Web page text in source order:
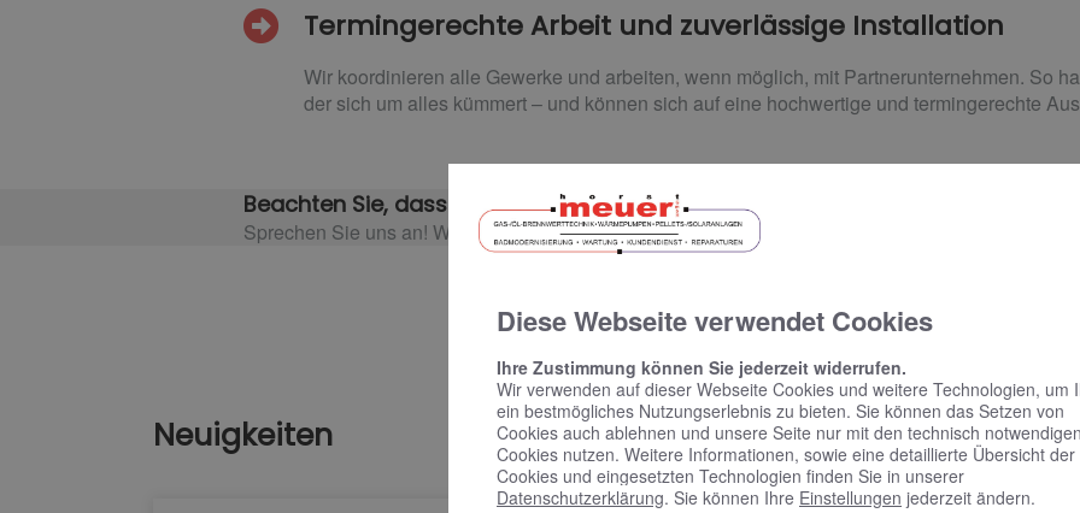
Termingerechte Arbeit und zuverlässige Installation
Wir koordinieren alle Gewerke und arbeiten, wenn möglich, mit Partnerunternehmen. So
der sich um alles kümmert – und können sich auf eine hochwertige und termingerechte
Beachten Sie, dass es eventuell Fördermöglichkeiten gibt.
Sprechen Sie uns an! Wir informieren Sie.
Neuigkeiten
Diese Webseite verwendet Cookies
Ihre Zustimmung können Sie jederzeit widerrufen.
Wir verwenden auf dieser Webseite Cookies und weitere Technologien, um
ein bestmögliches Nutzungserlebnis zu bieten. Sie können das Setzen von
Cookies auch ablehnen und unsere Seite nur mit den technisch notwendigen
Cookies nutzen. Weitere Informationen, sowie eine detaillierte Übersicht der
Cookies und eingesetzten Technologien finden Sie in unserer
Datenschutzerklärung. Sie können Ihre Einstellungen jederzeit ändern.